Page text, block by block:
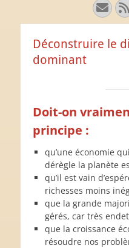
E-
Déconstruire le
dominant
Doit-on
principe :
qu’une économie
dérègle la planète
qu’il est vain
richesses moins
que la grande
gérés, car très
que la croissance
résoudre nos